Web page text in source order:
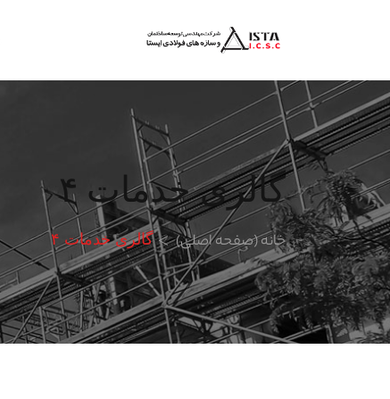
گالری خدمات ۴
خانه (صفحه اصلی) گالری خدمات ۴